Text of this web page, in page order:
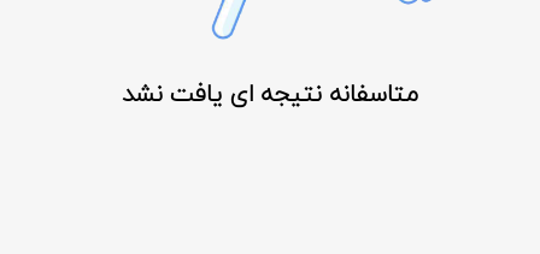
متاسفانه نتیجه ای یافت نشد